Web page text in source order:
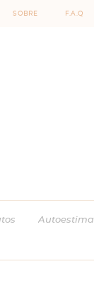
SOBRE F.A.Q
Autoestima